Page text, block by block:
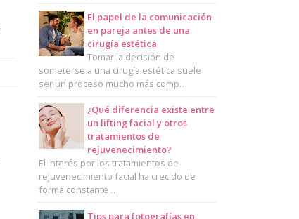
El papel de la comunicación
en pareja antes de una
cirugía estética
Tomar la decisión de
someterse a una cirugía estética suele
ser un proceso mucho más comp…
¿Qué diferencia existe entre
un lifting facial y otros
tratamientos de
rejuvenecimiento?
El interés por los tratamientos de
rejuvenecimiento facial ha crecido de
forma constante …
Tips para fotografías en